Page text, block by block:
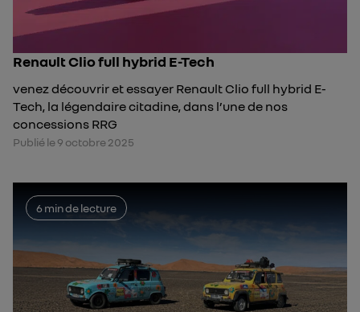
Renault Clio full hybrid E-Tech
venez découvrir et essayer Renault Clio full hybrid E-
Tech, la légendaire citadine, dans l’une de nos
concessions RRG
Publié le 9 octobre 2025
6 min de lecture